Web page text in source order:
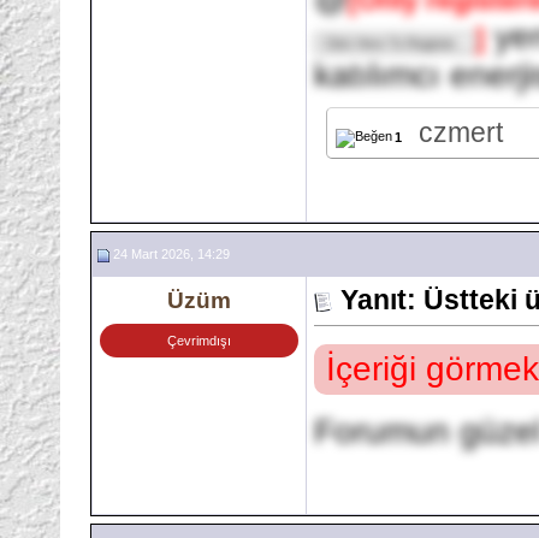
]
katılımcı
1 czmert
24 Mart 2026, 14:29
Üzüm
Çevrimdışı
Yanıt: Üstteki
İçeriği
Forumun